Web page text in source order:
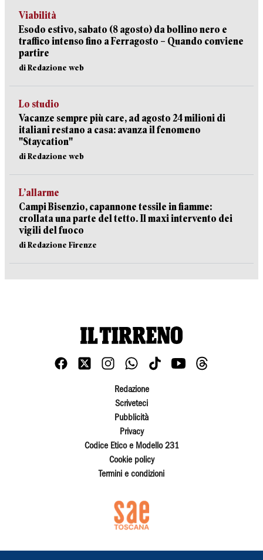
Viabilità
Esodo estivo, sabato (8 agosto) da bollino nero e
traffico intenso fino a Ferragosto – Quando conviene
partire
di Redazione web
Lo studio
Vacanze sempre più care, ad agosto 24 milioni di
italiani restano a casa: avanza il fenomeno
"Staycation"
di Redazione web
L’allarme
Campi Bisenzio, capannone tessile in fiamme:
crollata una parte del tetto. Il maxi intervento dei
vigili del fuoco
di Redazione Firenze
Redazione
Scriveteci
Pubblicità
Privacy
Codice Etico e Modello 231
Cookie policy
Termini e condizioni